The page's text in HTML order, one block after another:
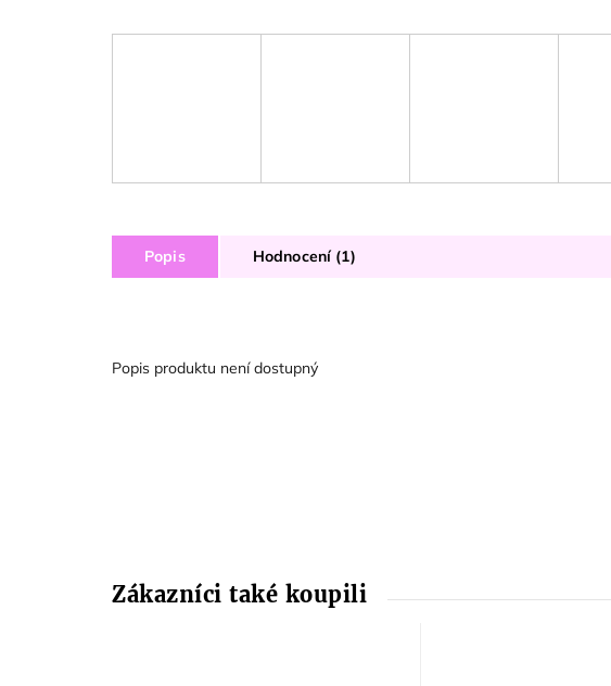
Popis Hodnocení (1)
Popis produktu není dostupný